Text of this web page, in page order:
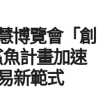
博覽會「創
計畫加速
新範式